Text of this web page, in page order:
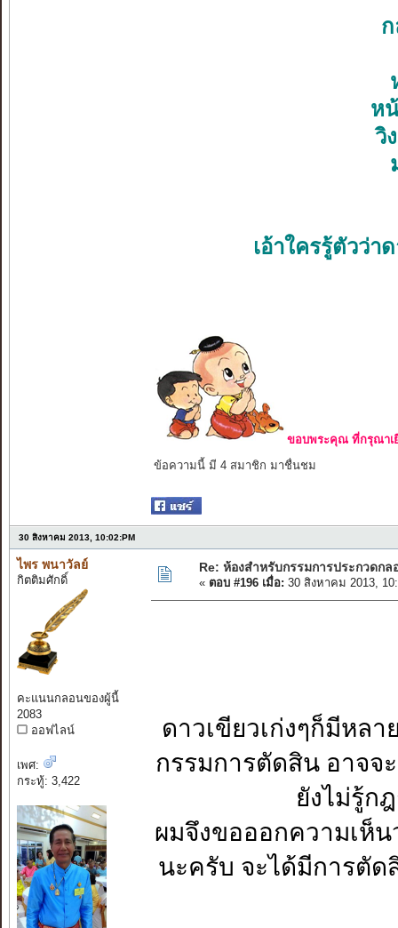
ห
วิ
เอ้าใครรู้ตัวว่า
ขอบพระคุณ ที่กรุณาเ
ข้อความนี้ มี 4 สมาชิก มาชื่นชม
30 สิงหาคม 2013, 10:02:PM
ไพร พนาวัลย์
กิตติมศักดิ์
คะแนนกลอนของผู้นี้
2083
ออฟไลน์
เพศ:
กระทู้: 3,422
Re: ห้องสำหรับกรรมการประกวดก
« ตอบ #196 เมื่อ: 30 สิงหาคม 2013,
ดาวเขียวเก่งๆก็มีหล
กรรมการตัดสิน อาจจ
ยังไม่รู้ก
ผมจึงขอออกความเห็น
นะครับ จะได้มีการตั